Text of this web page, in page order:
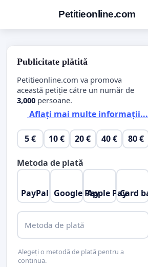
Petitieonline.com
Publicitate plătită
Petitieonline.com va promova
această petiție către un număr de
3,000 persoane.
Aflați mai multe informații...
5 € 10 € 20 € 40 € 80 €
Metoda de plată
PayPal Google PayApple PayCard
Metoda de plată
Alegeți o metodă de plată pentru a
continua.